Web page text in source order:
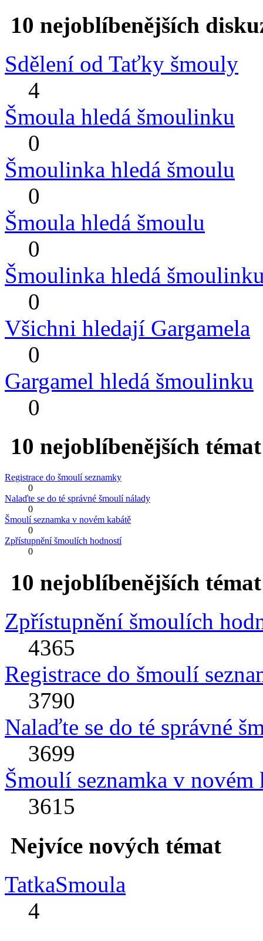
10 nejoblíbenějších
Sdělení od Taťky šmouly
4
Šmoula hledá šmoulinku
0
Šmoulinka hledá šmoulu
0
Šmoula hledá šmoulu
0
Šmoulinka hledá
0
Všichni hledají Gargamela
0
Gargamel hledá šmoulinku
0
10 nejoblíbenějších
Registrace do šmoulí seznamky
0
Nalaďte se do té správné šmoulí nálady
0
Šmoulí seznamka v novém kabátě
0
Zpřístupnění šmoulích hodností
0
10 nejoblíbenějších
Zpřístupnění šmoulích
4365
Registrace do šmoulí
3790
Nalaďte se do té správné
3699
Šmoulí seznamka v novém
3615
Nejvíce nových témat
TatkaSmoula
4